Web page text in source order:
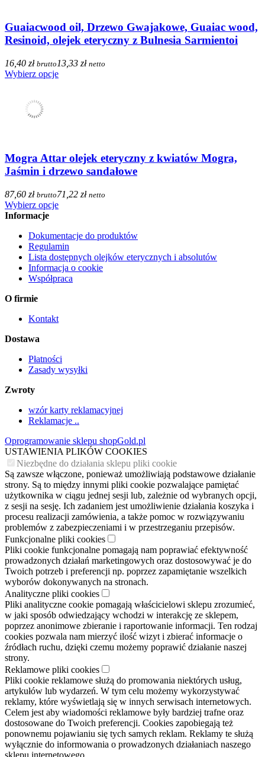
Guaiacwood oil, Drzewo Gwajakowe, Guaiac wood,
Resinoid, olejek eteryczny z Bulnesia Sarmientoi
16,40 zł brutto 13,33 zł netto
Wybierz opcje
Mogra Attar olejek eteryczny z kwiatów Mogra,
Jaśmin i drzewo sandałowe
87,60 zł brutto71,22 zł netto
Wybierz opcje
Informacje
Dokumentacje do produktów
Regulamin
Lista dostępnych olejków eterycznych i absolutów
Informacja o cookie
Współpraca
O firmie
Kontakt
Dostawa
Płatności
Zasady wysyłki
Zwroty
wzór karty reklamacyjnej
Reklamacje ..
Oprogramowanie sklepu shopGold.pl
USTAWIENIA PLIKÓW COOKIES
Niezbędne do działania sklepu pliki cookie
Są zawsze włączone, ponieważ umożliwiają podstawowe działanie
strony. Są to między innymi pliki cookie pozwalające pamiętać
użytkownika w ciągu jednej sesji lub, zależnie od wybranych opcji,
z sesji na sesję. Ich zadaniem jest umożliwienie działania koszyka i
procesu realizacji zamówienia, a także pomoc w rozwiązywaniu
problemów z zabezpieczeniami i w przestrzeganiu przepisów.
Funkcjonalne pliki cookies
Pliki cookie funkcjonalne pomagają nam poprawiać efektywność
prowadzonych działań marketingowych oraz dostosowywać je do
Twoich potrzeb i preferencji np. poprzez zapamiętanie wszelkich
wyborów dokonywanych na stronach.
Analityczne pliki cookies
Pliki analityczne cookie pomagają właścicielowi sklepu zrozumieć,
w jaki sposób odwiedzający wchodzi w interakcję ze sklepem,
poprzez anonimowe zbieranie i raportowanie informacji. Ten rodzaj
cookies pozwala nam mierzyć ilość wizyt i zbierać informacje o
źródłach ruchu, dzięki czemu możemy poprawić działanie naszej
strony.
Reklamowe pliki cookies
Pliki cookie reklamowe służą do promowania niektórych usług,
artykułów lub wydarzeń. W tym celu możemy wykorzystywać
reklamy, które wyświetlają się w innych serwisach internetowych.
Celem jest aby wiadomości reklamowe były bardziej trafne oraz
dostosowane do Twoich preferencji. Cookies zapobiegają też
ponownemu pojawianiu się tych samych reklam. Reklamy te służą
wyłącznie do informowania o prowadzonych działaniach naszego